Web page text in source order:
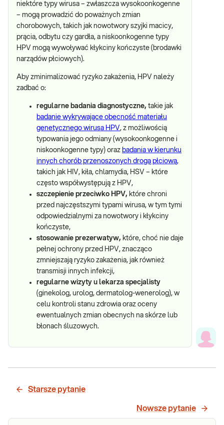
niektóre typy wirusa – zwłaszcza wysokoonkogenne
– mogą prowadzić do poważnych zmian
chorobowych, takich jak nowotwory szyjki macicy,
prącia, odbytu czy gardła, a niskoonkogenne typy
HPV mogą wywoływać kłykciny kończyste (brodawki
narządów płciowych).
Aby zminimalizować ryzyko zakażenia, HPV należy
zadbać o:
regularne badania diagnostyczne, takie jak
badanie wykrywające obecność materiału
genetycznego wirusa HPV, z możliwością
typowania jego odmiany (wysokoonkogenne i
niskoonkogenne typy) oraz badania w kierunku
innych chorób przenoszonych drogą płciową,
takich jak HIV, kiła, chlamydia, HSV – które
często współwystępują z HPV,
szczepienie przeciwko HPV, które chroni
przed najczęstszymi typami wirusa, w tym tymi
odpowiedzialnymi za nowotwory i kłykciny
kończyste,
stosowanie prezerwatyw, które, choć nie daje
pełnej ochrony przed HPV, znacząco
zmniejszają ryzyko zakażenia, jak również
transmisji innych infekcji,
regularne wizyty u lekarza specjalisty
(ginekolog, urolog, dermatolog-wenerolog), w
celu kontroli stanu zdrowia oraz oceny
ewentualnych zmian obecnych na skórze lub
błonach śluzowych.
Starsze pytanie
Nowsze pytanie